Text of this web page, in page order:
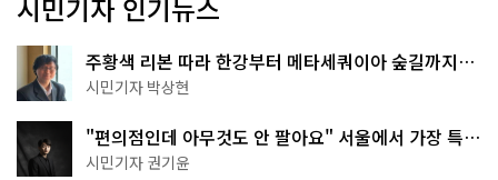
시민기자 인기뉴스
주황색 리본 따라 한강부터 메타세쿼이아 숲길까지…
서울둘레길 15코스
시민기자 박상현
"편의점인데 아무것도 안 팔아요" 서울에서 가장 특별
한 편의점의 정체
시민기자 권기윤